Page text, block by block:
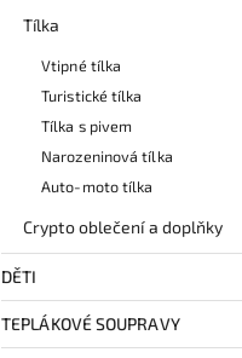
Tílka
Vtipné tílka
Turistické tílka
Tílka s pivem
Narozeninová tílka
Auto-moto tílka
Crypto oblečení a doplňky
DĚTI
TEPLÁKOVÉ SOUPRAVY